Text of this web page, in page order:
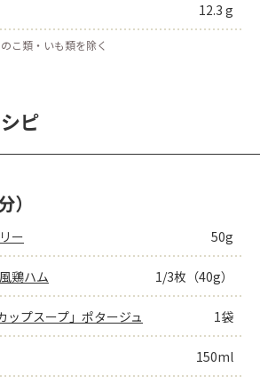
12.3 g
こ類・いも類を除く
ピ
）
ー 50g
鶏ハム 1/3枚（40g）
ップスープ」ポタージュ 1袋
150ml